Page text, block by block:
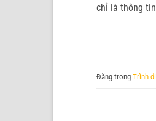
chỉ là thông
Đăng trong Trình